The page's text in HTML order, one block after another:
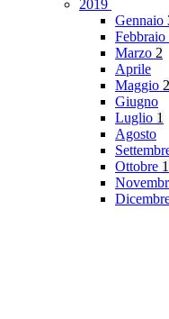
2019
Gennaio
Febbraio
Marzo 2
Aprile
Maggio 2
Giugno
Luglio 1
Agosto
Ottobre 1